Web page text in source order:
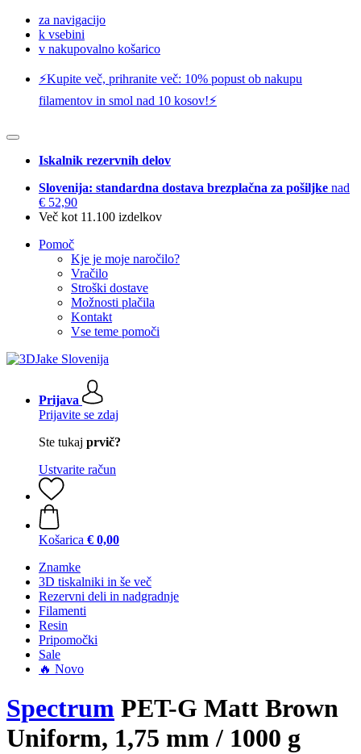
za navigacijo
k vsebini
v nakupovalno košarico
⚡️Kupite več, prihranite več: 10% popust ob nakupu
filamentov in smol nad 10 kosov!⚡️
Iskalnik rezervnih delov
Slovenija: standardna dostava brezplačna za pošiljke nad
€ 52,90
Več kot 11.100 izdelkov
Pomoč
Kje je moje naročilo?
Vračilo
Stroški dostave
Možnosti plačila
Kontakt
Vse teme pomoči
Prijava
Prijavite se zdaj
Ste tukaj prvič?
Ustvarite račun
Košarica € 0,00
Znamke
3D tiskalniki in še več
Rezervni deli in nadgradnje
Filamenti
Resin
Pripomočki
Sale
🔥 Novo
Spectrum PET-G Matt Brown
Uniform, 1,75 mm / 1000 g